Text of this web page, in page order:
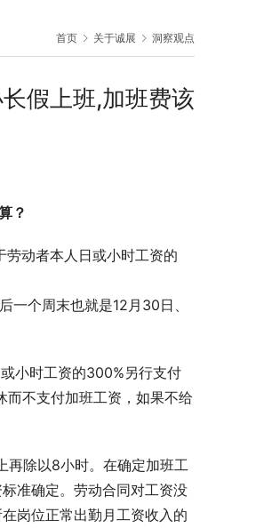
首页 关于诚展 洞察观点
假上班,加班费该
？
动者本人日或小时工资的
一个周末也就是12月30日、
小时工资的300%另行支付
而不支付加班工资，如果不给
再除以8小时。在确定加班工
准确定。劳动合同对工资没
岗位正常出勤月工资收入的